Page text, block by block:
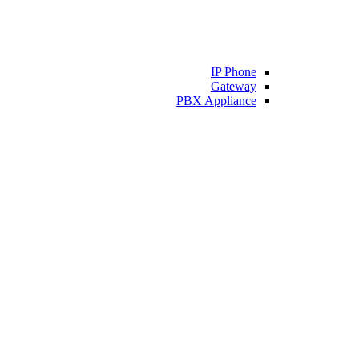
IP Phone
Gateway
PBX Appliance